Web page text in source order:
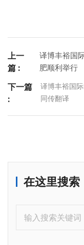
上一
篇 :
译博丰裕国
肥顺利举行
下一篇
:
译博丰裕国
同传翻译
在这里搜索